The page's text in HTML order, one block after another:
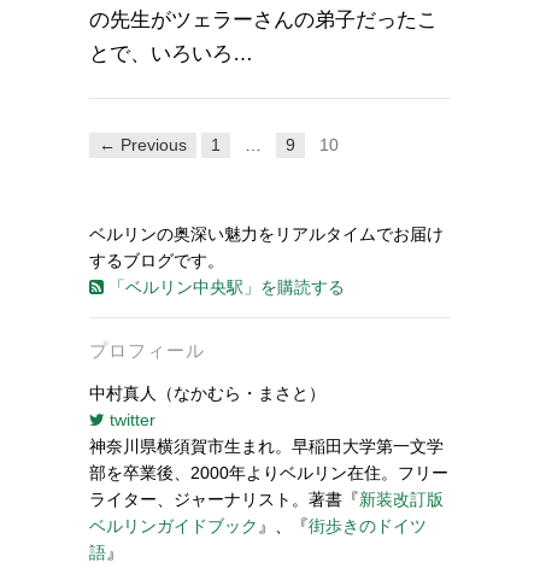
の先生がツェラーさんの弟子だったこ
とで、いろいろ…
← Previous 1 9 10
ベルリンの奥深い魅力をリアルタイムでお届け
するブログです。
「ベルリン中央駅」を購読する
プロフィール
中村真人（なかむら・まさと）
twitter
神奈川県横須賀市生まれ。早稲田大学第一文学
部を卒業後、2000年よりベルリン在住。フリー
ライター、ジャーナリスト。著書『新装改訂版
ベルリンガイドブック 』、『街歩きのドイツ
語』